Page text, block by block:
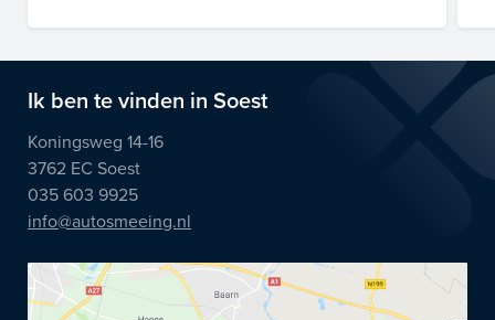
Ik ben te vinden in Soest
Koningsweg 14-16
3762 EC Soest
035 603 9925
info@autosmeeing.nl